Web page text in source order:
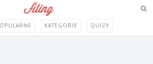
KATEGORIE QUIZY